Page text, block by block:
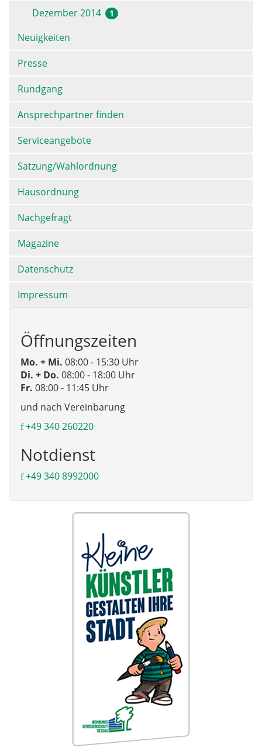
Dezember 2014
1
Navigation
überspringen
Neuigkeiten
Presse
Rundgang
Ansprechpartner finden
Serviceangebote
Satzung/Wahlordnung
Hausordnung
Nachgefragt
Magazine
Datenschutz
Impressum
Öffnungszeiten
Mo. + Mi. 08:00 - 15:30 Uhr
Di. + Do. 08:00 - 18:00 Uhr
Fr. 08:00 - 11:45 Uhr
und nach Vereinbarung
+49 340 260220
Notdienst
+49 340 8992000